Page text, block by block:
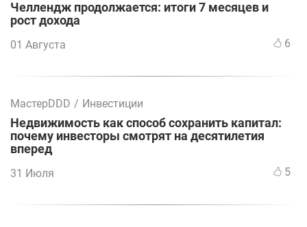
Челлендж продолжается: итоги 7 месяцев и
рост дохода
01 Августа 6
МастерDDD / Инвестиции
Недвижимость как способ сохранить капитал:
почему инвесторы смотрят на десятилетия
вперед
31 Июля 5